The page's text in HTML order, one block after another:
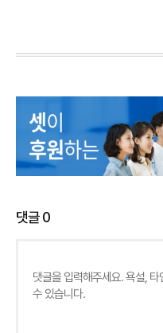
댓글0